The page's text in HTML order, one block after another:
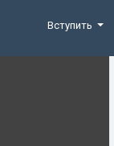
Вступить